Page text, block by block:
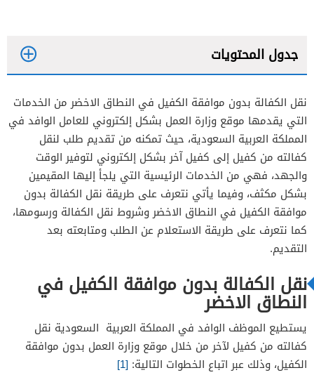
جدول المحتويات
نقل الكفالة بدون موافقة الكفيل في النطاق الاخضر من الخدمات
التي يقدمها موقع وزارة العمل بشكل إلكتروني للعامل الوافد في
المملكة العربية السعودية، حيث تمكنه من تقديم طلب لنقل
كفالته من كفيل إلى كفيل آخر بشكل إلكتروني لتوفير الوقت
والجهد، فهي من الخدمات الرئيسية التي يلجأ إليها المقيمين
بشكل مكثف، وفيما يأتي نتعرف على طريقة نقل الكفالة بدون
موافقة الكفيل في النطاق الاخضر وشروط نقل الكفالة ورسومها،
كما نتعرف على طريقة الاستعلام عن الطلب ومتابعته بعد
التقديم.
نقل الكفالة بدون موافقة الكفيل في
النطاق الاخضر
يستطيع الموظف الوافد في المملكة العربية السعودية نقل
كفالته من كفيل لآخر من خلال موقع وزارة العمل بدون موافقة
الكفيل، وذلك عبر اتباع الخطوات التالية: [1]